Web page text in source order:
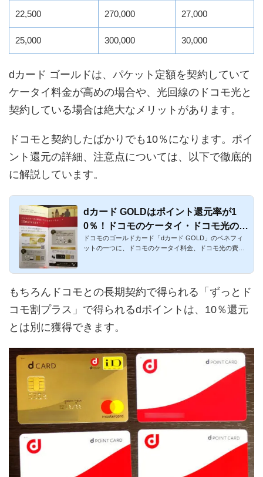
22,500 270,000 27,000
25,000 300,000 30,000
dカード ゴールドは、パケット定額を契約していて
ケータイ料金が高めの場合や、光回線のドコモ光と
契約している場合は絶大なメリットがあります。
ドコモと契約したばかりでも10％になります。ポイ
ント還元の詳細、注意点については、以下で徹底的
に解説しています。
dカード GOLDはポイント還元率が1
0％！ドコモのケータイ・ドコモ光の料
金が高還元！
ドコモのゴールドカード「dカード GOLD」のベネフィ
ットの一つに、ドコモのケータイ料金、ドコモ光の費用
もちろんドコモとの長期契約で得られる「ずっとド
コモ割プラス」で得られるdポイントは、10％還元
とは別に獲得できます。